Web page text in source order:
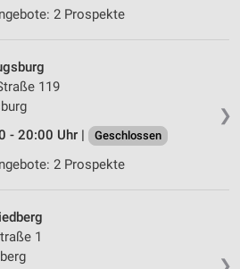
2 Prospekte
❯
119
- 20:00 Uhr |
Geschlossen
2 Prospekte
❯
1